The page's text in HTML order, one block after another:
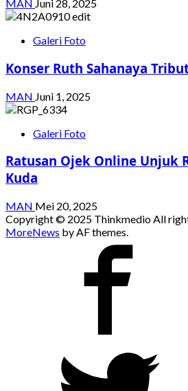
MAN Juni 28, 2025
Galeri Foto
Konser Ruth Sahanaya
MAN Juni 1, 2025
Galeri Foto
Ratusan Ojek Online Unjuk
Kuda
MAN Mei 20, 2025
Copyright © 2025 Thinkmedio All
MoreNews by AF themes.